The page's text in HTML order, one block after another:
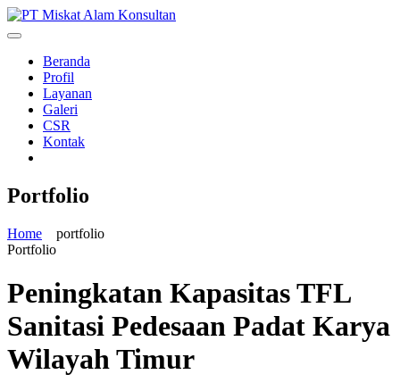
Skip
to
Beranda
Profil
Layanan
Galeri
CSR
Kontak
Portfolio
Home
portfolio
Portfolio
Peningkatan Kapasitas TFL
Sanitasi Pedesaan Padat Karya
Wilayah Timur